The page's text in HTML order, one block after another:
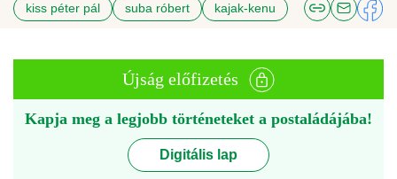
kiss péter pál
suba róbert kajak-kenu
Újság előfizetés
Kapja meg a legjobb történeteket a postaládájába!
Digitális lap